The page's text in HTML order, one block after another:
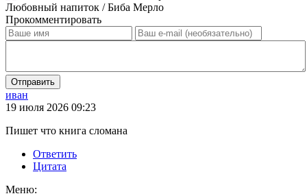
Любовный напиток / Биба Мерло
Прокомментировать
Отправить
иван
19 июля 2026 09:23
Пишет что книга сломана
Ответить
Цитата
Меню: